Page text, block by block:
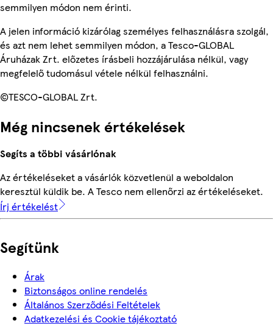
semmilyen módon nem érinti.
A jelen információ kizárólag személyes felhasználásra szolgál,
és azt nem lehet semmilyen módon, a Tesco-GLOBAL
Áruházak Zrt. előzetes írásbeli hozzájárulása nélkül, vagy
megfelelő tudomásul vétele nélkül felhasználni.
©TESCO-GLOBAL Zrt.
Még nincsenek értékelések
Segíts a többi vásárlónak
Az értékeléseket a vásárlók közvetlenül a weboldalon
keresztül küldik be. A Tesco nem ellenőrzi az értékeléseket.
Írj értékelést
Segítünk
Árak
Biztonságos online rendelés
Általános Szerződési Feltételek
Adatkezelési és Cookie tájékoztató